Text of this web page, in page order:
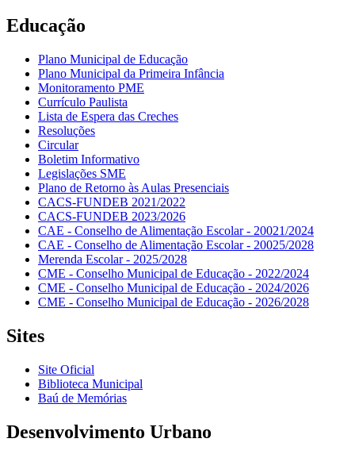
Educação
Plano Municipal de Educação
Plano Municipal da Primeira Infância
Monitoramento PME
Currículo Paulista
Lista de Espera das Creches
Resoluções
Circular
Boletim Informativo
Legislações SME
Plano de Retorno às Aulas Presenciais
CACS-FUNDEB 2021/2022
CACS-FUNDEB 2023/2026
CAE - Conselho de Alimentação Escolar - 20021/2024
CAE - Conselho de Alimentação Escolar - 20025/2028
Merenda Escolar - 2025/2028
CME - Conselho Municipal de Educação - 2022/2024
CME - Conselho Municipal de Educação - 2024/2026
CME - Conselho Municipal de Educação - 2026/2028
Sites
Site Oficial
Biblioteca Municipal
Baú de Memórias
Desenvolvimento Urbano